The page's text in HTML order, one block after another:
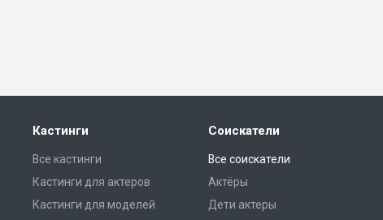
Кастинги
Все кастинги
Кастинги для актеров
Кастинги для моделей
Соискатели
Все соискатели
Актёры
Дети актеры